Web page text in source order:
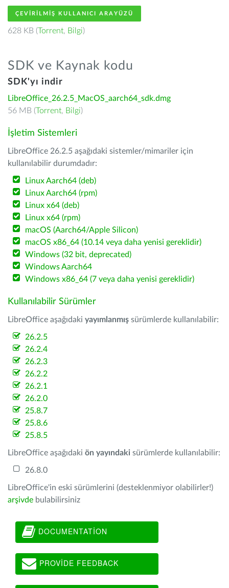
ÇEVIRILMIŞ KULLANICI ARAYÜZÜ
628 KB (Torrent, Bilgi)
SDK ve Kaynak kodu
SDK'yı indir
LibreOffice_26.2.5_MacOS_aarch64_sdk.dmg
56 MB (Torrent, Bilgi)
İşletim Sistemleri
LibreOffice 26.2.5 aşağıdaki sistemler/mimariler için
kullanılabilir durumdadır:
Linux Aarch64 (deb)
Linux Aarch64 (rpm)
Linux x64 (deb)
Linux x64 (rpm)
macOS (Aarch64/Apple Silicon)
macOS x86_64 (10.14 veya daha yenisi gereklidir)
Windows (32 bit, deprecated)
Windows Aarch64
Windows x86_64 (7 veya daha yenisi gereklidir)
Kullanılabilir Sürümler
LibreOffice aşağıdaki yayımlanmış sürümlerde kullanılabilir:
26.2.5
26.2.4
26.2.3
26.2.2
26.2.1
26.2.0
25.8.7
25.8.6
25.8.5
LibreOffice aşağıdaki ön yayındaki sürümlerde kullanılabilir:
26.8.0
LibreOffice'in eski sürümlerini (desteklenmiyor olabilirler!)
arşivde bulabilirsiniz
DOCUMENTATION
PROVIDE FEEDBACK